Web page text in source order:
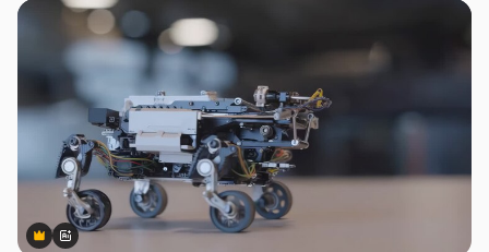
Premium
Premium
สร้างขึ้นโดย AI